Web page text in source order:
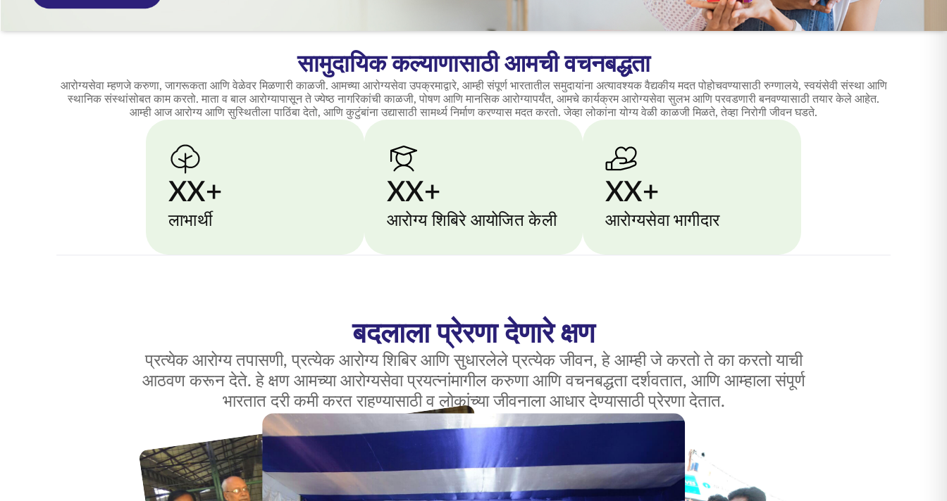
सामुदायिक कल्याणासाठी आमची वचनबद्धता
आरोग्यसेवा म्हणजे करुणा, जागरूकता आणि वेळेवर मिळणारी काळजी. आमच्या आरोग्यसेवा उपक्रमाद्वारे, आम्ही संपूर्ण भारतातील समुदायांना अत्यावश्यक वैद्यकीय मदत पोहोचवण्यासाठी रुग्णालये, स्वयंसेवी संस्था आणि
स्थानिक संस्थांसोबत काम करतो. माता व बाल आरोग्यापासून ते ज्येष्ठ नागरिकांची काळजी, पोषण आणि मानसिक आरोग्यापर्यंत, आमचे कार्यक्रम आरोग्यसेवा सुलभ आणि परवडणारी बनवण्यासाठी तयार केले आहेत.
आम्ही आज आरोग्य आणि सुस्थितीला पाठिंबा देतो, आणि कुटुंबांना उद्यासाठी सामर्थ्य निर्माण करण्यास मदत करतो. जेव्हा लोकांना योग्य वेळी काळजी मिळते, तेव्हा निरोगी जीवन घडते.
XX+
लाभार्थी
XX+
आरोग्य शिबिरे आयोजित केली
XX+
आरोग्यसेवा भागीदार
बदलाला प्रेरणा देणारे क्षण
प्रत्येक आरोग्य तपासणी, प्रत्येक आरोग्य शिबिर आणि सुधारलेले प्रत्येक जीवन, हे आम्ही जे करतो ते का करतो याची
आठवण करून देते. हे क्षण आमच्या आरोग्यसेवा प्रयत्नांमागील करुणा आणि वचनबद्धता दर्शवतात, आणि आम्हाला संपूर्ण
भारतात दरी कमी करत राहण्यासाठी व लोकांच्या जीवनाला आधार देण्यासाठी प्रेरणा देतात.